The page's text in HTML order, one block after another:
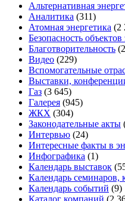
Альтернативная
Аналитика (311)
Атомная энергетика (2
Безопасность объектов
Благотворительность
Видео (229)
Вспомогательные
Выставки,
Газ (3 645)
Галерея (945)
ЖКХ (304)
Законодательные акты
Интервью (24)
Интересные факты в
Инфографика (1)
Календарь выставок
Календарь семинаров,
Календарь событий (9)